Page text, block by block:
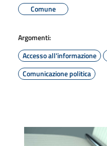
Comune
Argomenti:
Accesso all'informazione
Comunicazione politica